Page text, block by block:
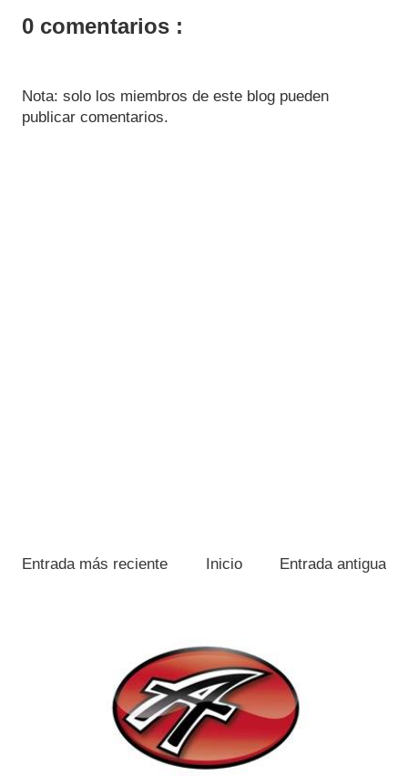
0 comentarios :
Nota: solo los miembros de este blog pueden
publicar comentarios.
Entrada más reciente Entrada antigua
Inicio